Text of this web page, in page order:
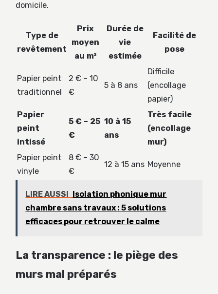
domicile.
Type de
revêtement
Prix
moyen
au m²
Durée de
vie
estimée
Facilité de
pose
Papier peint
traditionnel
2 € – 10
€
5 à 8 ans
Difficile
(encollage
papier)
Papier
peint
intissé
5 € – 25
€
10 à 15
ans
Très facile
(encollage
mur)
Papier peint
vinyle
8 € – 30
€
12 à 15 ans Moyenne
LIRE AUSSI Isolation phonique mur
chambre sans travaux : 5 solutions
efficaces pour retrouver le calme
La transparence : le piège des
murs mal préparés